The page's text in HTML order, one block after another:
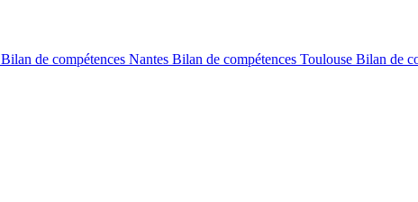
Bilan de compétences Nantes Bilan de compétences Toulouse Bilan de